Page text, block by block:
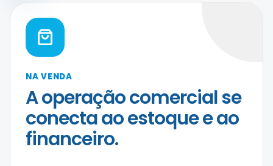
NA VENDA
A operação comercial se
conecta ao estoque e ao
financeiro.